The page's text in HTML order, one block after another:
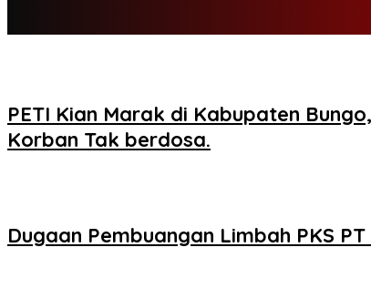
PETI Kian Marak di Kabupaten
Korban Tak berdosa.
Dugaan Pembuangan Limbah PKS